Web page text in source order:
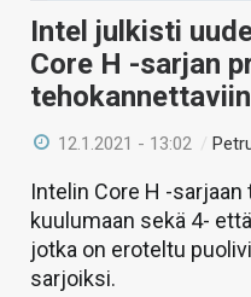
Intel julkisti
Core H -sarjan
12.1.2021 - 13:02 /
Intelin Core H -sarjaan
kuulumaan sekä 4-
jotka on eroteltu
sarjoiksi.